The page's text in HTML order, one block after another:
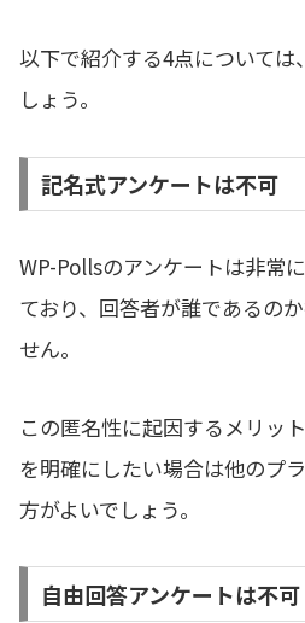
以下で紹介する4点については
しょう。
記名式アンケートは不可
WP-Pollsのアンケートは非常
ており、回答者が誰であるの
せん。
この匿名性に起因するメリッ
を明確にしたい場合は他のプ
方がよいでしょう。
自由回答アンケートは不可